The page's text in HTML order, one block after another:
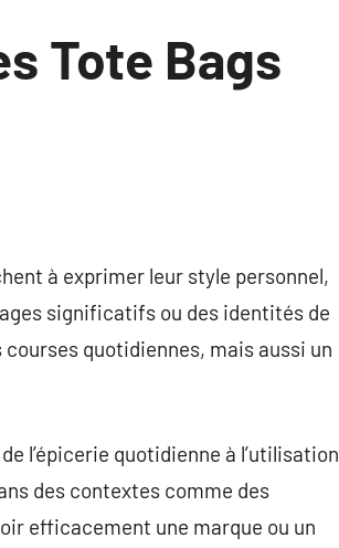
Tote Bags
à exprimer leur style personnel,
significatifs ou des identités de
quotidiennes, mais aussi un
l’épicerie quotidienne à l’utilisation
des contextes comme des
efficacement une marque ou un